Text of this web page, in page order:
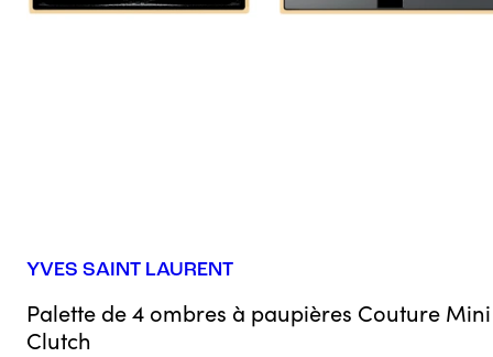
YVES SAINT LAURENT
Palette de 4 ombres à paupières Couture Mini
Clutch